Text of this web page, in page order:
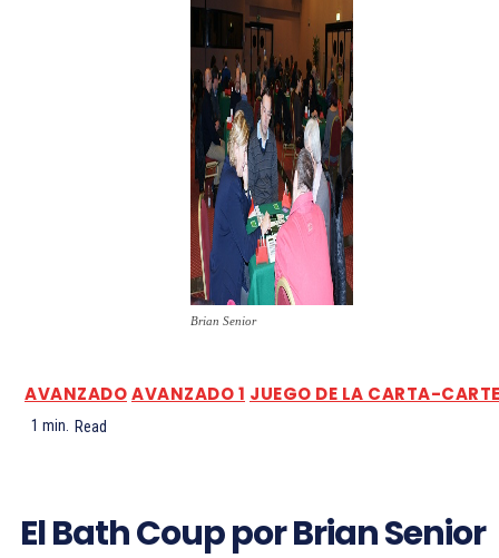
Brian Senior
AVANZADOAVANZADO 1 JUEGO DE LA CARTA-
1 min. Read
El Bath Coup por Brian Senior